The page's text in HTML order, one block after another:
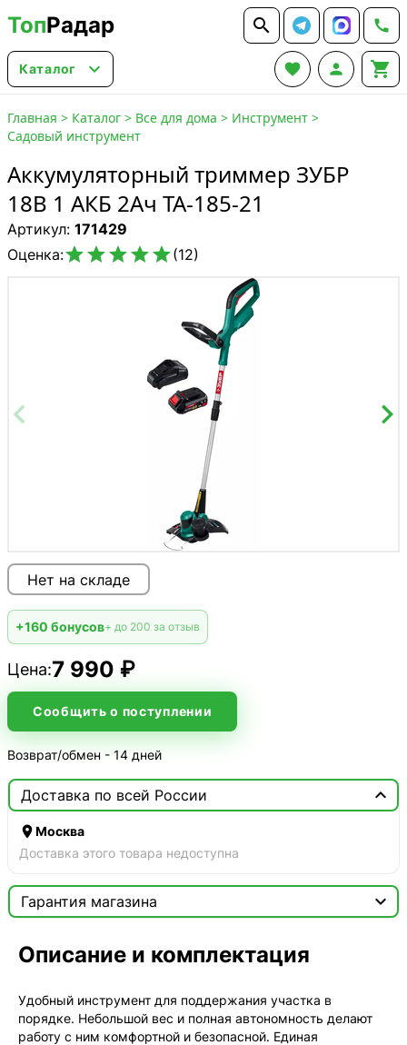
ТопРадар  
Каталог    
Главная > Каталог > Все для дома > Инструмент >
Садовый инструмент
Аккумуляторный триммер ЗУБР
18В 1 АКБ 2Ач ТА-185-21
Артикул: 171429
Оценка:(12)
Нет на складе
+160 бонусов+ до 200 за отзыв
Цена:7 990 ₽
Сообщить о поступлении
Возврат/обмен - 14 дней
Доставка по всей России 
Москва
Доставка этого товара недоступна
Гарантия магазина


Мы продаём только оригинальную продукцию с
Описание и комплектация
Удобный инструмент для поддержания участка в
порядке. Небольшой вес и полная автономность делают
работу с ним комфортной и безопасной. Единая